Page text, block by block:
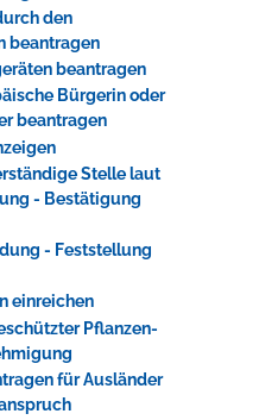
den
beantragen
beantragen
Bürgerin oder
beantragen
Stelle laut
- Bestätigung
- Feststellung
einreichen
Pflanzen-
für Ausländer